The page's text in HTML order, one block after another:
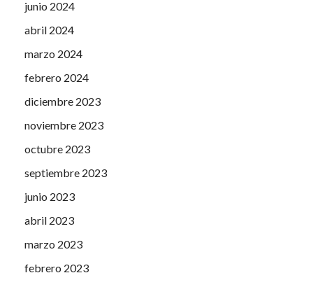
junio 2024
abril 2024
marzo 2024
febrero 2024
diciembre 2023
noviembre 2023
octubre 2023
septiembre 2023
junio 2023
abril 2023
marzo 2023
febrero 2023